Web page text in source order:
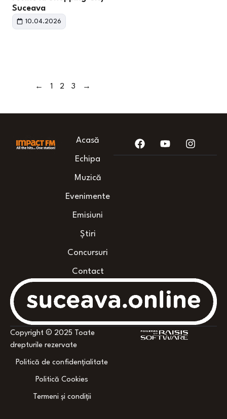
Suceava
10.04.2026
← 1 2 3 →
Acasă
Echipa
Muzică
Evenimente
Emisiuni
Știri
Concursuri
Contact
Copyright © 2025 Toate
drepturile rezervate
Politică de confidențialitate
Politică Cookies
Termeni și condiții